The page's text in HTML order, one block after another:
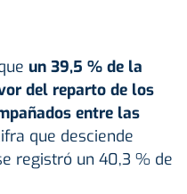
un 39,5 % de la
del reparto de los
entre las
que desciende
registró un 40,3 % de